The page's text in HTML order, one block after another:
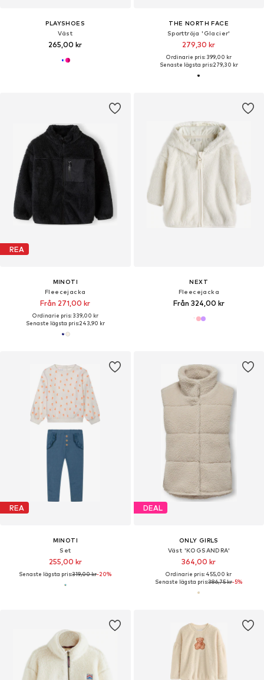
PLAYSHOES
Väst
265,00 kr
THE NORTH FACE
Sporttröja 'Glacier'
279,30 kr
Ordinarie pris: 399,00 kr
Senaste lägsta pris:279,30 kr
REA
MINOTI
Fleecejacka
Från 271,00 kr
Ordinarie pris: 339,00 kr
Senaste lägsta pris:243,90 kr
NEXT
Fleecejacka
Från 324,00 kr
REA
MINOTI
Set
255,00 kr
Senaste lägsta pris:319,00 kr-20%
DEAL
ONLY GIRLS
Väst 'KOGSANDRA'
364,00 kr
Ordinarie pris: 455,00 kr
Senaste lägsta pris:386,75 kr-5%